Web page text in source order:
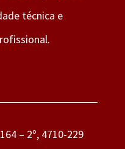
técnica e
– 2º, 4710-229